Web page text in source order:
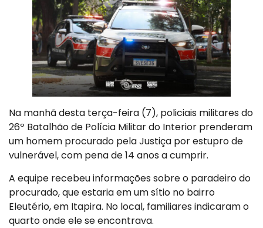
Na manhã desta terça-feira (7), policiais militares do
26º Batalhão de Polícia Militar do Interior prenderam
um homem procurado pela Justiça por estupro de
vulnerável, com pena de 14 anos a cumprir.
A equipe recebeu informações sobre o paradeiro do
procurado, que estaria em um sítio no bairro
Eleutério, em Itapira. No local, familiares indicaram o
quarto onde ele se encontrava.